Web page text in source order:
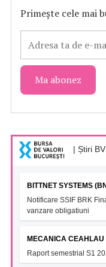
Primește cele mai
| Știri
BITTNET SYSTEMS
Notificare SSIF BRK
vanzare obligatiuni
MECANICA CEAHLAU
Raport semestrial S1